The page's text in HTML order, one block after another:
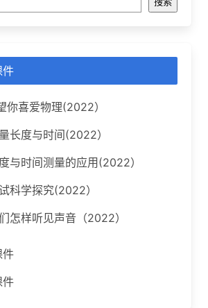
你喜爱物理(2022）
长度与时间(2022）
与时间测量的应用(2022）
科学探究(2022）
怎样听见声音（2022）